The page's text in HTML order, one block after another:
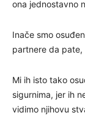
ona jednostavno
Inače smo
partnere da pate,
Mi ih isto tako
sigurnima, jer ih
vidimo njihovu